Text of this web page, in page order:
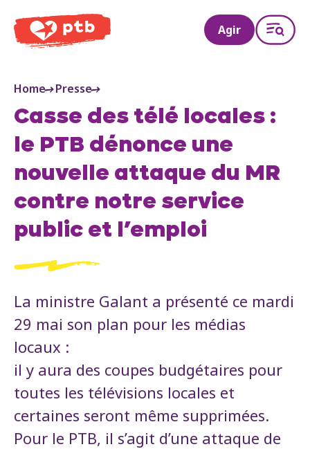
PTB
Agir
Home Presse
Casse des télé locales :
le PTB dénonce une
nouvelle attaque du MR
contre notre service
public et l’emploi
La ministre Galant a présenté ce mardi
29 mai son plan pour les médias
locaux :
il y aura des coupes budgétaires pour
toutes les télévisions locales et
certaines seront même supprimées.
Pour le PTB, il s’agit d’une attaque de